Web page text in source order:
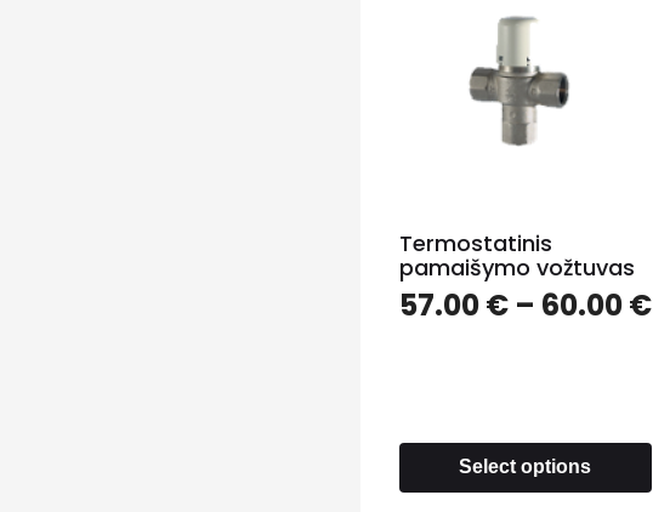
Termostatinis
pamaišymo vožtuvas
57.00€– 60.00€
Select options